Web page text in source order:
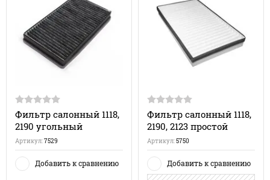
Фильтр салонный 1118,
2190 угольный
Артикул:7529
Добавить к сравнению
Фильтр салонный 1118,
2190, 2123 простой
Артикул:5750
Добавить к сравнению